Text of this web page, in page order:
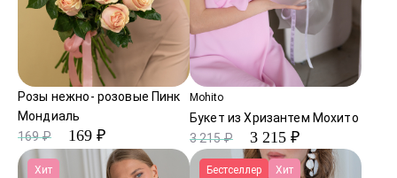
Розы нежно- розовые Пинк
Мондиаль
169 ₽
169 ₽
Mohito
Букет из Хризантем Мохито
3 215 ₽
3 215 ₽
Хит Бестселлер Хит